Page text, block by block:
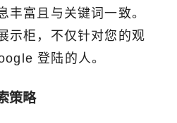
丰富且与关键词一致。
示柜，不仅针对您的观
登陆的人。
策略